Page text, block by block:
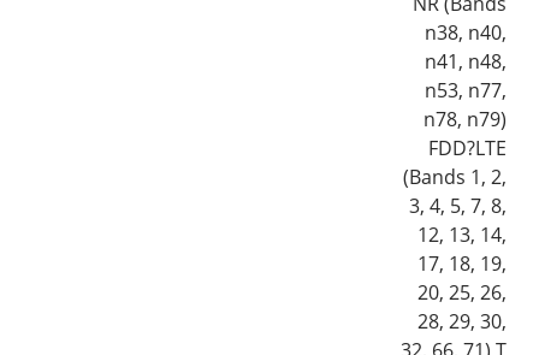
n38, n40,
n41, n48,
n53, n77,
n78, n79)
FDD?LTE
(Bands 1, 2,
3, 4, 5, 7, 8,
12, 13, 14,
17, 18, 19,
20, 25, 26,
28, 29, 30,